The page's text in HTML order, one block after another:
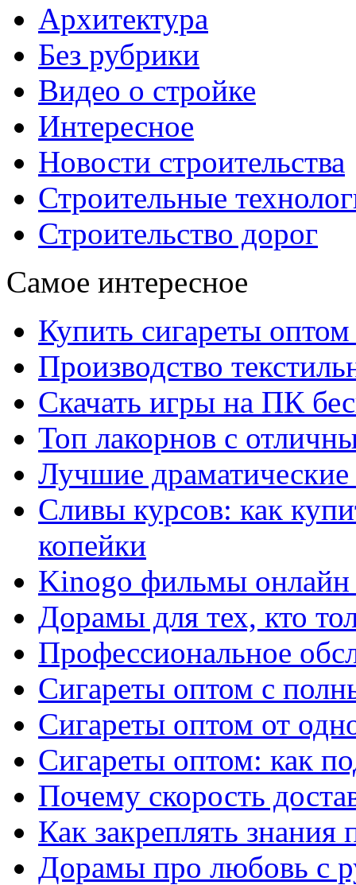
Архитектура
Без рубрики
Видео о стройке
Интересное
Новости строительства
Строительные
Строительство дорог
Самое интересное
Купить сигареты
Производство
Скачать игры на ПК
Топ лакорнов с
Лучшие
Сливы курсов: как
копейки
Kinogo фильмы онлайн
Дорамы для тех, кто
Профессиональное
Сигареты оптом с
Сигареты оптом от
Сигареты оптом: как
Почему скорость
Как закреплять знания
Дорамы про любовь с